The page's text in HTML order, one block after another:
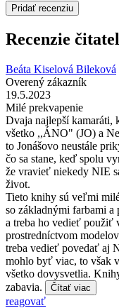
Pridať recenziu
Recenzie
Beáta Kiselová Bileková
Overený zákazník
19.5.2023
Milé prekvapenie
Dvaja najlepší kamaráti,
všetko ,,ÁNO" (JO) a
to Jonášovo neustále
čo sa stane, keď spolu
že vravieť niekedy NIE
život.
Tieto knihy sú veľmi
so základnými farbami
a treba ho vedieť použiť
prostredníctvom
treba vedieť povedať aj
mohlo byť viac, to však
všetko dovysvetlia.
zabavia.
Čítať viac
reagovať